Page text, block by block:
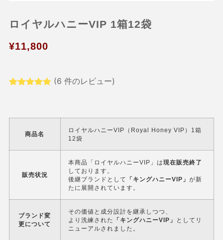
ロイヤルハニーVIP 1箱12袋
¥11,800
価のうち、
(6 件のレビュー)
商品名
ロイヤルハニーVIP（Royal Honey VIP）1箱
12袋
販売状況
本商品「ロイヤルハニーVIP」は現在販売終了
しております。
後継ブランドとして
「キングハニーVIP」 が新
たに展開されています。
ブランド変
更について
その価値と成分設計を継承しつつ、
より洗練された
「キングハニーVIP」
としてリ
ニューアルされました。